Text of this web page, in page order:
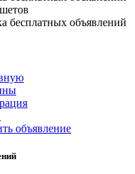
объявление